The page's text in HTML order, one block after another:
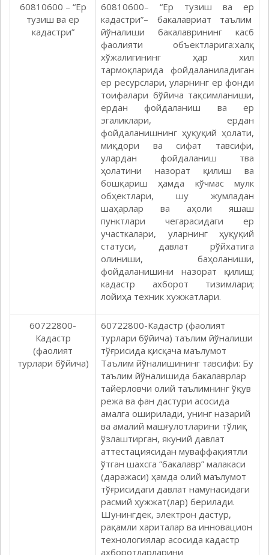
60810600 – “Ер
тузиш ва ер
кадастри”
60810600– “Ер тузиш ва ер
кадастри”– бакалавриат таълим
йўналиши бакалаврининг касб
фаолияти объектларига:халқ
хўжалигининг ҳар хил
тармоқларида фойдаланиладиган
ер ресурслари, уларнинг ер фонди
тоифалари бўйича тақсимланиши,
ердан фойдаланиш ва ер
эгаликлари, ердан
фойдаланишнинг ҳуқуқий ҳолати,
миқдори ва сифат тавсифи,
улардан фойдаланиш тва
ҳолатини назорат қилиш ва
бошқариш ҳамда кўчмас мулк
обҳектлари, шу жумладан
шаҳарлар ва аҳоли яшаш
пунктлари чегарасидаги ер
участкалари, уларнинг ҳуқуқий
статуси, давлат рўйхатига
олиниши, баҳоланиши,
фойдаланишини назорат қилиш;
кадастр ахборот тизимлари;
лойиҳа техник хужжатлари.
60722800-
Кадастр
(фаолият
турлари бўйича)
60722800-Кадастр (фаолият
турлари бўйича) таълим йўналиши
тўғрисида қисқача маълумот
Таълим йўналишининг тавсифи: Бу
таълим йўналишида бакалаврлар
тайёрловчи олий таълимнинг ўқув
режа ва фан дастури асосида
амалга оширилади, унинг назарий
ва амалий машғулотларини тўлиқ
ўзлаштирган, якуний давлат
аттестaциясидан муваффақиятли
ўтган шахсга “бакалавр” малакаси
(даражаси) ҳамда олий маълумот
тўғрисидаги давлат намунасидаги
расмий ҳужжат(лар) берилади.
Шунингдек, электрон дастур,
рақамли хариталар ва инновaцион
технологиялар асосида кадастр
ахборотларларини